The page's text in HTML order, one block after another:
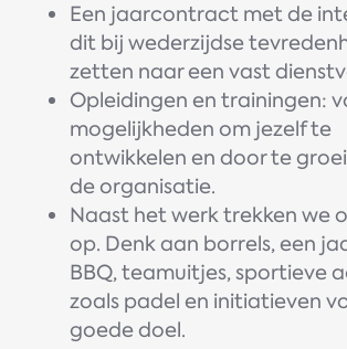
Een jaarcontract met de
dit bij wederzijdse
zetten naar een vast
Opleidingen en trainingen:
mogelijkheden om jezelf te
ontwikkelen en door te
de organisatie.
Naast het werk trekken we
op. Denk aan borrels, een
BBQ, teamuitjes, sportieve
zoals padel en initiatieven
goede doel.